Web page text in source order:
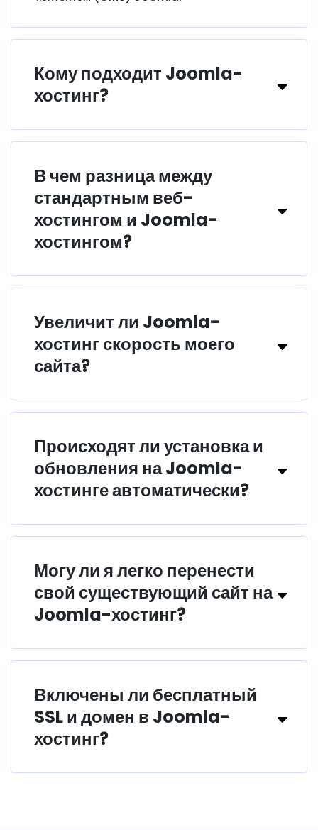
Кому подходит Joomla-
хостинг?
В чем разница между
стандартным веб-
хостингом и Joomla-
хостингом?
Увеличит ли Joomla-
хостинг скорость моего
сайта?
Происходят ли установка и
обновления на Joomla-
хостинге автоматически?
Могу ли я легко перенести
свой существующий сайт на
Joomla-хостинг?
Включены ли бесплатный
SSL и домен в Joomla-
хостинг?